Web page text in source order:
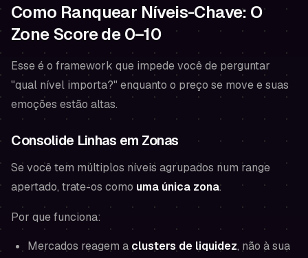
Como Ranquear Níveis-Chave: O
Zone Score de 0–10
Esse é o framework que impede você de perguntar
"qual nível importa?" enquanto o preço se move e suas
emoções estão altas.
Consolide Linhas em Zonas
Se você tem múltiplos níveis agrupados num range
apertado, trate-os como uma única zona.
Por que funciona:
Mercados reagem a clusters de liquidez, não à sua